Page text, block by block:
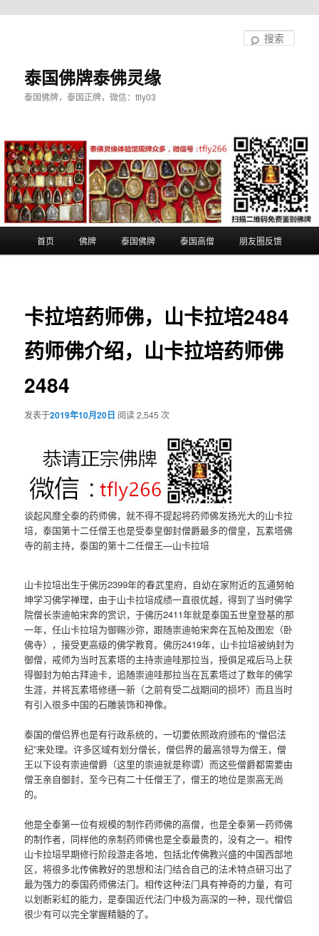
泰国佛牌泰佛灵缘
泰国佛牌，泰国正牌，微信：tfly03
首页 佛牌 泰国佛牌 泰国高僧 朋友圈反馈
卡拉培药师佛，山卡拉培2484
药师佛介绍，山卡拉培药师佛
2484
发表于2019年10月20日 阅读 2,545 次
谈起风靡全泰的药师佛，就不得不提起将药师佛发扬光大的山卡拉
培，泰国第十二任僧王也是受泰皇御封僧爵最多的僧皇，瓦素塔佛
寺的前主持，泰国的第十二任僧王—山卡拉培
山卡拉培出生于佛历2399年的春武里府，自幼在家附近的瓦通努帕
坤学习佛学禅理，由于山卡拉培成绩一直很优越，得到了当时佛学
院僧长崇迪帕宋奔的赏识，于佛历2411年就是泰国五世皇登基的那
一年，任山卡拉培为御赐沙弥，跟随崇迪帕宋奔在瓦帕及图宏（卧
佛寺），接受更高级的佛学教育。佛历2419年，山卡拉培被纳封为
御僧，戒师为当时瓦素塔的主持崇迪哇那拉当，授俱足戒后马上获
得御封为帕古拜迪卡，追随崇迪哇那拉当在瓦素塔过了数年的佛学
生涯，并将瓦素塔修缮一新（之前有受二战期间的损坏）而且当时
有引入很多中国的石雕装饰和神像。
泰国的僧侣界也是有行政系统的，一切要依照政府颁布的“僧侣法
纪”来处理。许多区域有划分僧长，僧侣界的最高领导为僧王，僧
王以下设有崇迪僧爵（这里的崇迪就是称谓）而这些僧爵都需要由
僧王亲自御封，至今已有二十任僧王了，僧王的地位是崇高无尚
的。
他是全泰第一位有规模的制作药师佛的高僧，也是全泰第一药师佛
的制作者，同样他的亲制药师佛也是全泰最贵的，没有之一。相传
山卡拉培早期修行阶段游走各地，包括北传佛教兴盛的中国西部地
区，将很多北传佛教好的思想和法门结合自己的法术特点研习出了
最为强力的泰国药师佛法门。相传这种法门具有神奇的力量，有可
以划断彩虹的能力，是泰国近代法门中极为高深的一种，现代僧侣
很少有可以完全掌握精髓的了。